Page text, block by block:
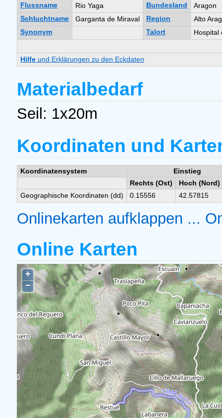
Flussname
Rio Yaga Bundesland
Aragon
Schluchtname
Garganta de Miraval Region
Alto
Synonym
Talort Hospital
Hilfe und Erklärungen zu den Eckdaten
Materialbedarf
Seil: 1x20m
Koordinaten und
Koordinatensystem
Einstieg
Rechts (Ost)
Hoch (Nord)
Geographische Koordinaten (dd)
0.15556 42.57815
Onlinekarten aufklappen ...
Online Karten